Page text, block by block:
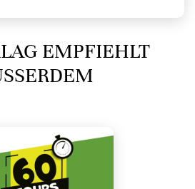
EMPFIEHLT